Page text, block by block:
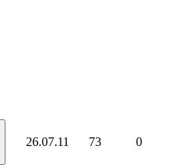
26.07.11 73 0